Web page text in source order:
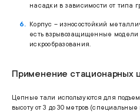
насадки в зависимости от типа
Корпус – износостойкий
есть взрывозащищенные модели
искрообразования.
Применение стационарных
Цепные тали используются для
высоту от 3 до 30 метров (специальные